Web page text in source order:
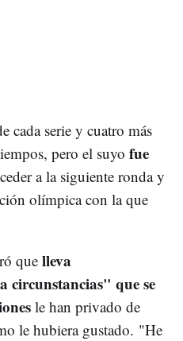
cada serie y cuatro más
pero el suyo fue
a la siguiente ronda y
olímpica con la que
quelleva
que se
le han privado de
le hubiera gustado. "He